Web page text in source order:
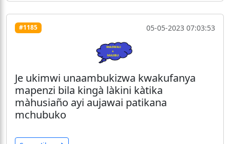
#1185 05-05-2023 07:03:53
Je ukimwi unaambukizwa kwakufanya
mapenzi bila kingà làkini kàtika
màhusiaño ayi aujawai patikana
mchubuko